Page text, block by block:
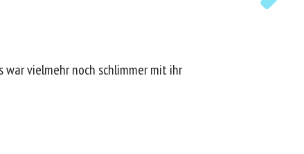
vielmehr noch schlimmer mit ihr